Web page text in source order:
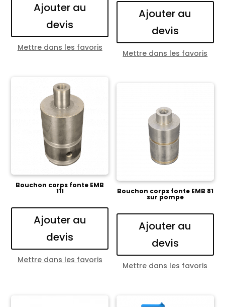
Ajouter au
devis
Mettre dans les favoris
Ajouter au
devis
Mettre dans les favoris
Bouchon corps fonte EMB
111
Ajouter au
devis
Mettre dans les favoris
Bouchon corps fonte EMB 81
sur pompe
Ajouter au
devis
Mettre dans les favoris